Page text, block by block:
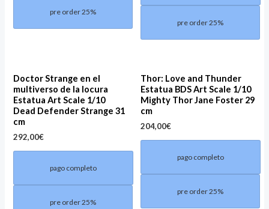
pre order 25%
pre order 25%
Doctor Strange en el
multiverso de la locura
Estatua Art Scale 1/10
Dead Defender Strange 31
cm
292,00€
pago completo
pre order 25%
Thor: Love and Thunder
Estatua BDS Art Scale 1/10
Mighty Thor Jane Foster 29
cm
204,00€
pago completo
pre order 25%